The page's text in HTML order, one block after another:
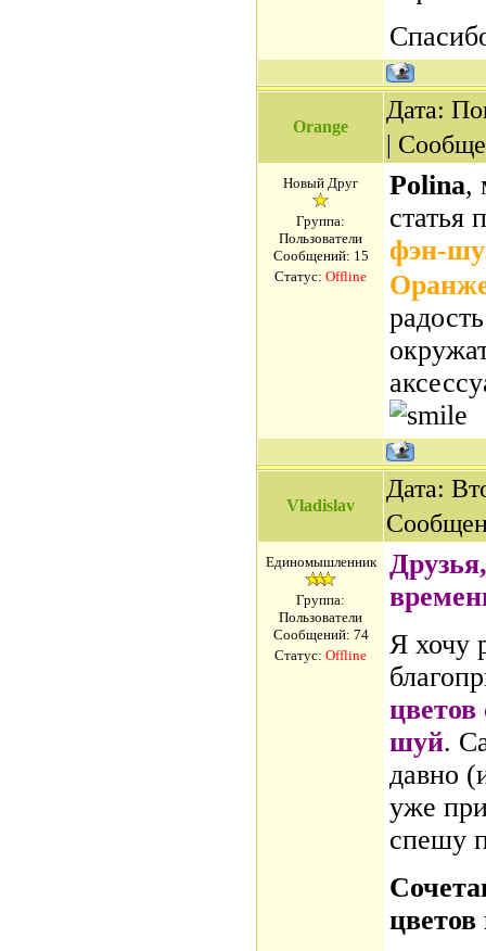
Orange
Дата:
|
Новый Друг
Группа:
Пользователи
Сообщений: 15
Статус: Offline
Polina,
статья
фэн-
Vladislav
Дата:
Единомышленник
Группа:
Пользователи
Сообщений: 74
Статус: Offline
Я хочу
цветов
шуй.
давно
уже
спешу